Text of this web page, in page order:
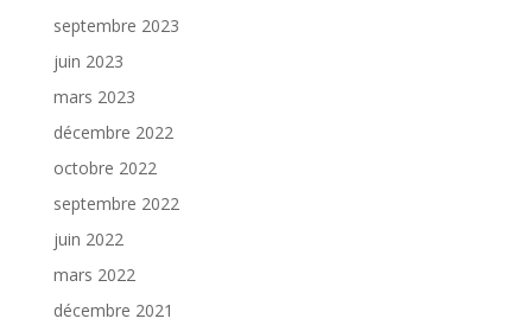
septembre 2023
juin 2023
mars 2023
décembre 2022
octobre 2022
septembre 2022
juin 2022
mars 2022
décembre 2021